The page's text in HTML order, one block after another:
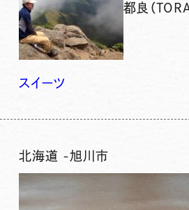
都良（
スイーツ
北海道 -旭川市